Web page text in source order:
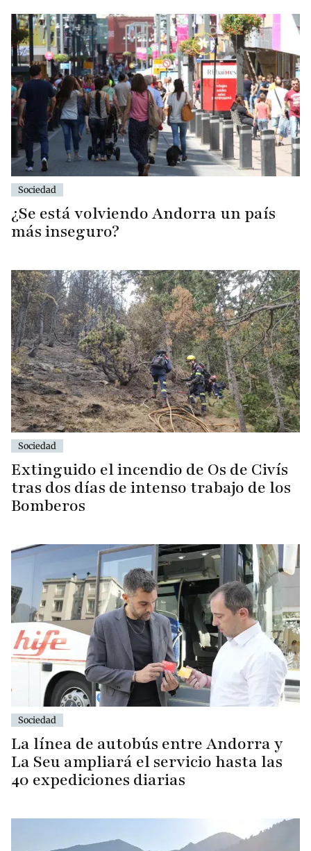
Sociedad
¿Se está volviendo Andorra un país
más inseguro?
Sociedad
Extinguido el incendio de Os de Civís
tras dos días de intenso trabajo de los
Bomberos
Sociedad
La línea de autobús entre Andorra y
La Seu ampliará el servicio hasta las
40 expediciones diarias